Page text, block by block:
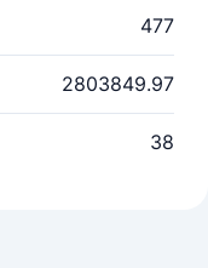
477
2803849.97
38